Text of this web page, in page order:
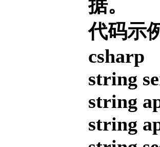
据。
代码示
csharp
string
string
string